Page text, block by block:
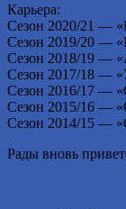
Карьера:
Сезон 2020/21 —
Сезон 2019/20 —
Сезон 2018/19 —
Сезон 2017/18 —
Сезон 2016/17 —
Сезон 2015/16 —
Сезон 2014/15 —
Рады вновь